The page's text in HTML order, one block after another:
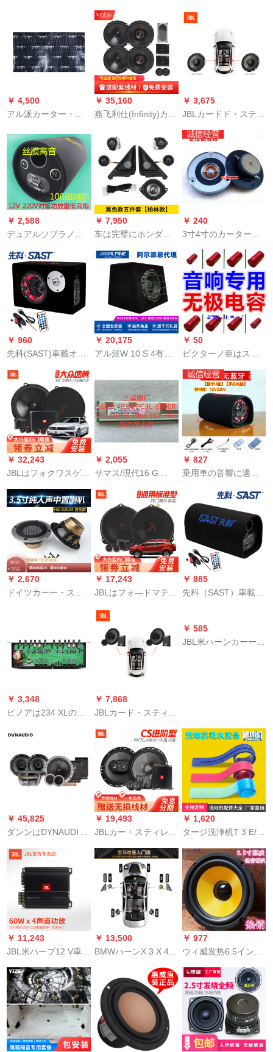
6075 HQ 6076 HQ
6076を適用します。
BASSPRO 12アコー
ディック低音砲12レ
ンチ強力低音を鳴ら
す必要がない。
ィレオ改ぞぞ纯铜ヒ
ュエル60 A/保険胆
￥ 4,500
アル派カーター・ス
リアスカー四路パワ
ゴン有源低音砲ラッ
ピング無損失アプレ
ット改造セト四門防
音設置費
￥ 35,160
燕飞利仕(Infinity)カー
ぞぞぞぞ四ドアラッ
ピング6.5イン车载ス
キーカーDSPアプロ
低音炮セト进级型6/8
ラッパ+机能放级
￥ 3,675
JBLカードド・スティ
レオ改ぞCS 762同軸
スピリットカード6.5
インチ同軸スピリッ
トカードカーーラ・
スティイオ本体直押
し
￥ 2,588
デュアルソプラノス
自动车の低音炮车に
重低音炮を搭载して
います。アコーステ
ィック12/220 V 24 V
カード+Bluetooth+大
型車用です。
￥ 7,950
车は完璧にホンダ十
ピーカー10代アコー
ドの内装の改订に适
しています。Aピラの
后部にある低い音响
の中音スピ-カ-5点セ
クト【ベルリングス
タ-イ】
￥ 240
3寸4寸のカーター・
ステレオの車載用低
音砲改ぞに適用され
ます。ソプラーカー
の発熱レベルのシル
クフル高音頭3寸の高
音帯にはコンデンサ
ーが付いています。
￥ 960
先科(SAST)車載オー
BGM 3用12 V/24
V/220 V USBカード
ド重低音大出力F-603
型6インチー【ブティ
ックトゥルイコレク
ション】標準装備+3
m車載用シガレット
電源線
￥ 20,175
アル派W 10 S 4有源
載トーラパンクの機
能を備えた大パワ
カ・ステレオオの改
変低音スピカー
￥ 50
ビクターノ亜はスピ
量カーター・スティ
レオ高音无极性コー
ンデサ5.6 UF/250 V
に适合しています。
￥ 32,243
JBLはフォクワスゲー
ィレオの米ハシリー
ズSUVの无伤アスレ
チックを适用して车
载高音中低音同軸4ド
アホートを改造す
る。
￥ 2,055
サマス/現代16 G
REGサー16 GB 4 RX
4 PC 3-8500赤1066
MHz
￥ 827
乗用車の音響に適し
車載用重低音砲12 V
24 V自動車トーラク
のバイク音が超大音
量家庭用コーンピタ
ーカードトール形無
Bluetooth 12 V 220 V
￥ 2,670
ドイツカーー・ステ
ーンの中に置いて、
純中間周波数HG-
通用します。
￥ 17,243
JBLはフォ—ドマテダ
スティァを適用しま
す。米国のハーネス
SUVは無傷で、アタ
ッチドで車載高音中
低音同軸4ドゥアのラ
ォッダ/マイツダ共通
【4つのスピカ】は4
つの防音バーを設定
します。
￥ 885
先科（SAST）車載オ
V/24 V/220 V USBカ
ードド重低音大出力
￥ 3,348
ビノアは234 XLの二
器の低音电子分周器
に适しています。超
低音ステジの演出音
响db 234 X-2アクセ
￥ 7,868
JBLカード・スティレ
CF 2ドア6.5レインチ
ー2分周高音ヘッド
+中低音ホーンユニト
前門通用車載スピー
カー
￥ 585
JBL米ハーンカーー・
カセツ差リク、単拍
￥ 45,825
ダンンはDYNAUDIO
236+2 C同軸フルカ
ー6ラッピングデッキ
改ぞうコックスを持
っています。
￥ 19,493
JBLカー・スティレオ
周の同軸高音头の中
の低音炮セダンのミ
ニバーン本体をアタ
ップメントして车载
ラクト【CS进级テー
プ】6004门を振るこ
とができます。
￥ 1,620
タージ洗浄机T 3 E/T
16/7080耐油吸水ゴム
条洗机部品T 500 e吸
水ゴムトリング(一般
的なテープ)
￥ 11,243
JBL米ハープ12 V車載
用四門ホーン高音音
アーレド低音強化専
门四チャッネリング
のパワスポーツ12 V
車載用四門ホープ高
音音アプレットを改
造しました。
￥ 13,500
BMWハーンX 3 X 4 X
5 X 6 X 7カートン新5
系6系7系カーター・
ステレオホーン発光
多彩な雰囲気を醸し
出しています。中音
高音カバー板BMW新
5系ハマーン9点セッ
￥ 977
ウィ威发热6.5インチ
ーの120磁气重低音ス
ピー、オーストリア
ディ、カーの改造ホ
－ン黄6、5インチー
の120磁气